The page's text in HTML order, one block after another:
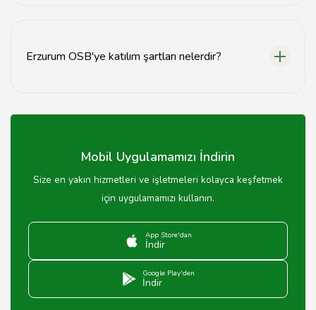
Erzurum OSB'ye katılım şartları nelerdir?
yeterlilikleri ve sektörel uygunlukları gibi kriterlere bağlı
Mobil Uygulamamızı İndirin
Size en yakın hizmetleri ve işletmeleri kolayca keşfetmek
için uygulamamızı kullanın.
App Store'dan
İndir
Google Play'den
İndir